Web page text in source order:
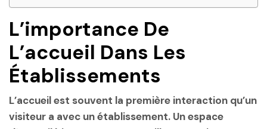
L’importance De
L’accueil Dans Les
Établissements
L’accueil est souvent la première interaction qu’un
visiteur a avec un établissement. Un espace